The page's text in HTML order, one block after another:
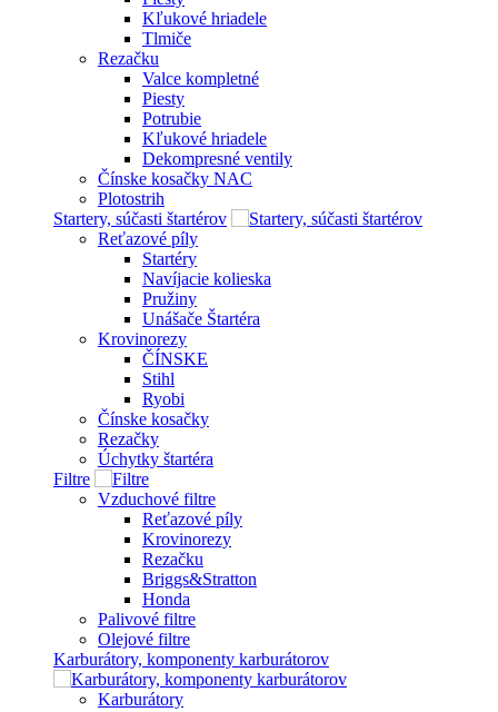
Kľukové hriadele
Tlmiče
Rezačku
Valce kompletné
Piesty
Potrubie
Kľukové hriadele
Dekompresné ventily
Čínske kosačky NAC
Plotostrih
Startery, súčasti štartérov
Reťazové píly
Startéry
Navíjacie kolieska
Pružiny
Unášače Štartéra
Krovinorezy
ČÍNSKE
Stihl
Ryobi
Čínske kosačky
Rezačky
Úchytky štartéra
Filtre
Vzduchové filtre
Reťazové píly
Krovinorezy
Rezačku
Briggs&Stratton
Honda
Palivové filtre
Olejové filtre
Karburátory, komponenty karburátorov
Karburátory